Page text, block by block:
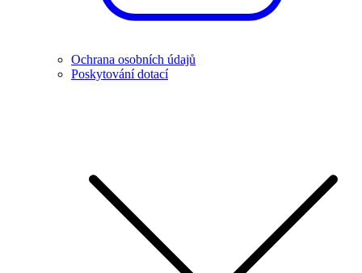
Ochrana osobních údajů
Poskytování dotací